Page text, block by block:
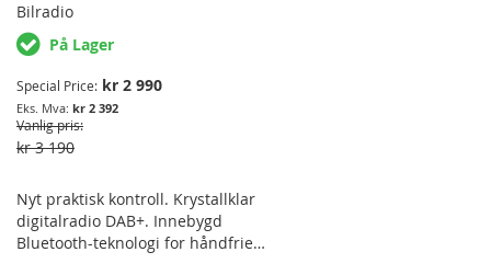
Bilradio
På Lager
Special Price kr 2 990
kr 2 392
Vanlig pris
kr 3 190
Nyt praktisk kontroll. Krystallklar
digitalradio DAB+. Innebygd
Bluetooth-teknologi for håndfrie